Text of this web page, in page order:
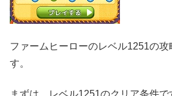
ファームヒーローのレベル1251の攻
す。